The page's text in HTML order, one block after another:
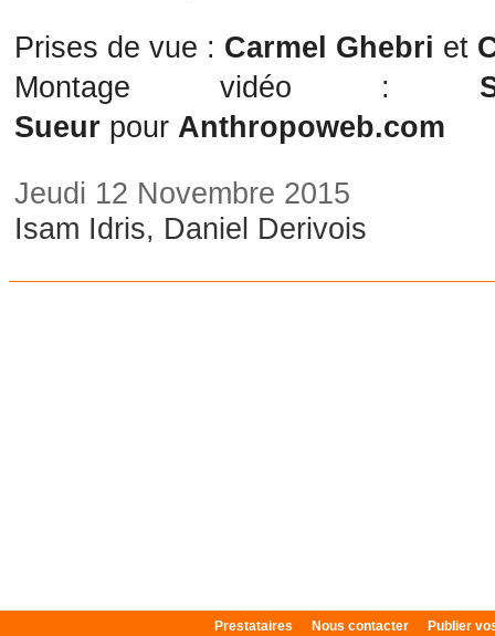
Prises de vue : Carmel Ghebri et
Montage vidéo :
Sueur pour Anthropoweb.com
Jeudi 12 Novembre 2015
Isam Idris, Daniel Derivois
Prestataires Nous contacter Publier